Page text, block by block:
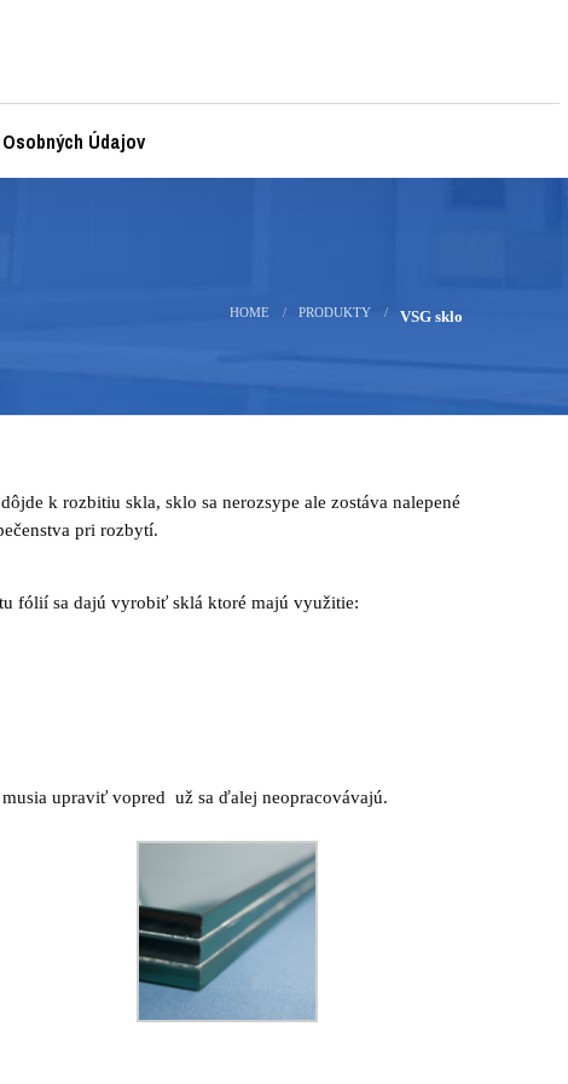
Údajov
HOME PRODUKTY VSG sklo
k rozbitiu skla, sklo sa nerozsype ale zostáva nalepené
pri rozbytí.
fólií sa dajú vyrobiť sklá ktoré majú využitie:
upraviť vopred už sa ďalej neopracovávajú.